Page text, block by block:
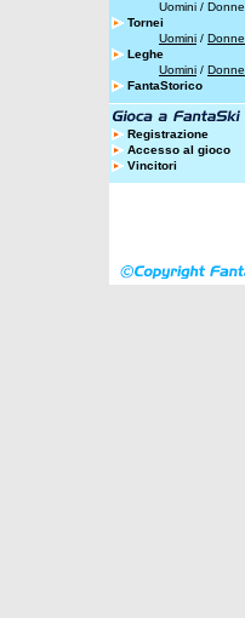
Uomini / Donne
Tornei
Uomini / Donne
Leghe
Uomini / Donne
FantaStorico
Registrazione
Accesso al gioco
Vincitori